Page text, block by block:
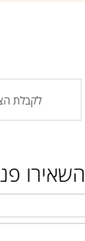
לקבלת
השאירו